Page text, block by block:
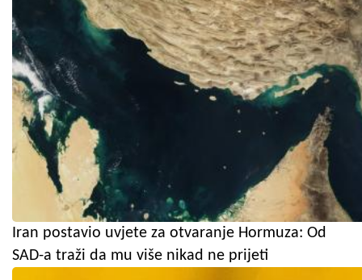
Iran postavio uvjete za otvaranje Hormuza: Od
SAD-a traži da mu više nikad ne prijeti